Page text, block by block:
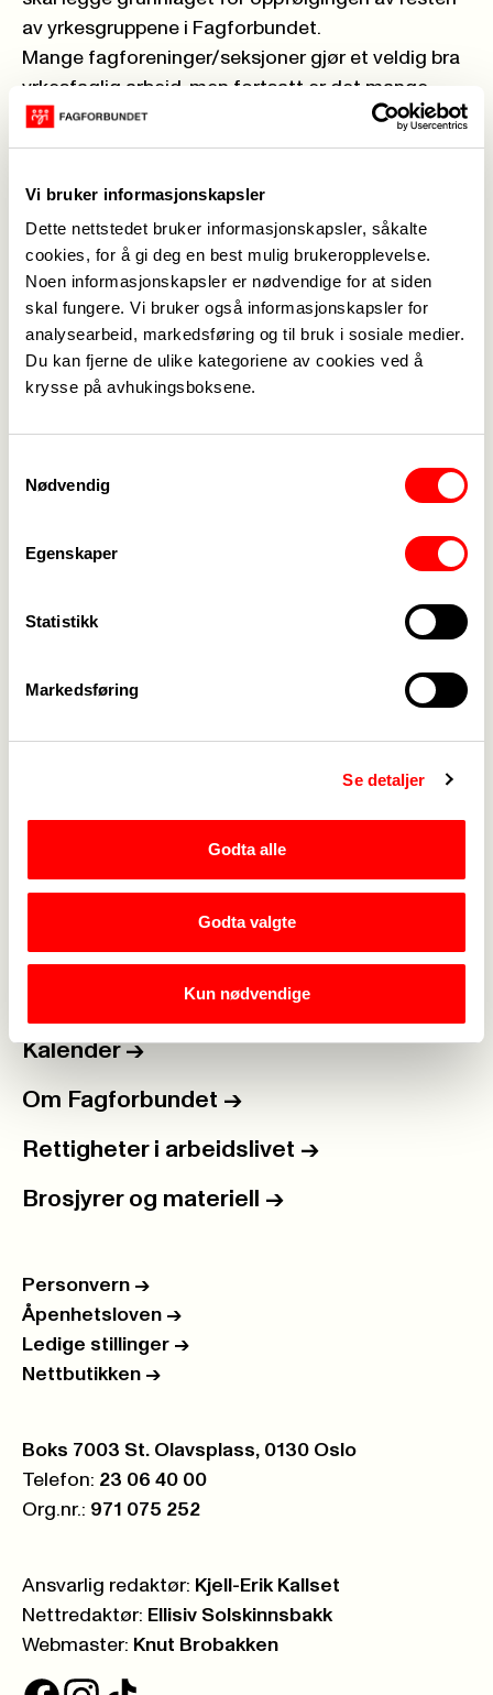
Vi bruker informasjonskapsler
Dette nettstedet bruker informasjonskapsler, såkalte
cookies, for å gi deg en best mulig brukeropplevelse.
Noen informasjonskapsler er nødvendige for at siden
skal fungere. Vi bruker også informasjonskapsler for
analysearbeid, markedsføring og til bruk i sosiale medier.
Du kan fjerne de ulike kategoriene av cookies ved å
krysse på avhukingsboksene.
Nødvendig
Egenskaper
Statistikk
Markedsføring
Se detaljer
Godta alle
Godta valgte
Kun nødvendige
av yrkesgruppene i Fagforbundet.
Mange fagforeninger/seksjoner gjør et veldig bra
yrkesfaglig arbeid, men fortsatt er det mange
som strever. Organisasjonen skal derfor
mobiliseres. Medlemmer fra disse åtte yrkene, en
hver seksjon, skal nå registreres riktig i Fane 2 og
sikres gode, yrkesfaglige tilbud. De utvalgte
yrkesgruppene skal også få målretta
vervemateriell og oppmerksomhet.
De utvalgte yrkesgruppene er sjøl i gang med å
utvikle sin yrkesfaglige satsing. I samarbeid
mellom organisasjons- og evalueringsprosjektet,
landsomfattende samlinger høsten 2008.
plogspissyrkene et løft, samtidig som vi gjør
Fagforbundet synlig for den enkelte yrkesgruppe.
suppleres med lokale kulturinnslag. Det viktigste
naturlig å melde seg inn i forbundet.
Kontakt oss ->
->
Kalender ->
Om Fagforbundet ->
Rettigheter i arbeidslivet ->
Brosjyrer og materiell ->
Personvern ->
Åpenhetsloven ->
Ledige stillinger ->
Nettbutikken ->
Postboks:
Boks 7003 St. Olavsplass, 0130 Oslo
Telefon: 23 06 40 00
Org.nr.: 971 075 252
Ansvarlig redaktør: Kjell-Erik Kallset
Nettredaktør: Ellisiv Solskinnsbakk
Webmaster: Knut Brobakken